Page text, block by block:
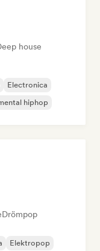
house
Electronica
hiphop
Drömpop
Elektropop